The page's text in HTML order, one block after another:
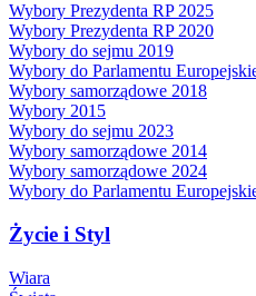
Wybory Prezydenta RP 2025
Wybory Prezydenta RP 2020
Wybory do sejmu 2019
Wybory do Parlamentu
Wybory samorządowe 2018
Wybory 2015
Wybory do sejmu 2023
Wybory samorządowe 2014
Wybory samorządowe 2024
Wybory do Parlamentu
Życie i Styl
Wiara